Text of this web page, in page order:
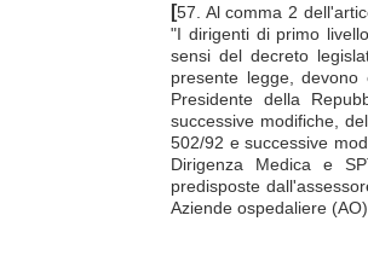
[57. Al comma 2
"I dirigenti di primo
sensi del decreto
presente legge,
Presidente della
successive modifiche,
502/92 e successive
Dirigenza Medica e
predisposte
Aziende ospedaliere